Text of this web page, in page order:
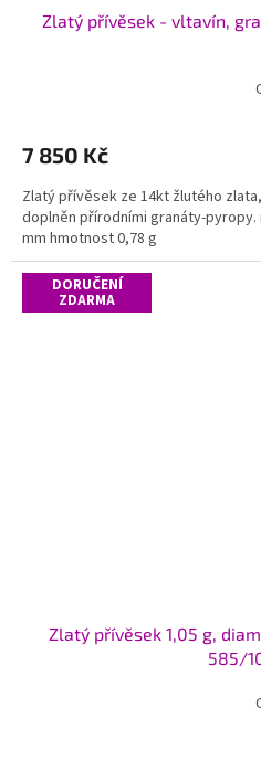
Zlatý přívěsek - vltavín,
7 850 Kč
Zlatý přívěsek ze 14kt žlutého
doplněn přírodními granáty-
mm hmotnost 0,78 g
DORUČENÍ
ZDARMA
Zlatý přívěsek 1,05 g,
585/